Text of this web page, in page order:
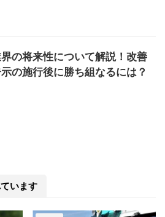
の将来性について解説！改善
の施行後に勝ち組なるには？
います